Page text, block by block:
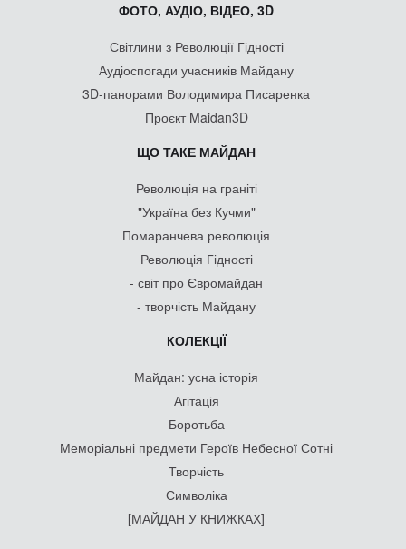
ФОТО, АУДІО, ВІДЕО, 3D
Світлини з Революції Гідності
Аудіоспогади учасників Майдану
3D-панорами Володимира Писаренка
Проєкт Maidan3D
ЩО ТАКЕ МАЙДАН
Революція на граніті
"Україна без Кучми"
Помаранчева революція
Революція Гідності
- світ про Євромайдан
- творчість Майдану
КОЛЕКЦІЇ
Майдан: усна історія
Агітація
Боротьба
Меморіальні предмети Героїв Небесної Сотні
Творчість
Символіка
[МАЙДАН У КНИЖКАХ]